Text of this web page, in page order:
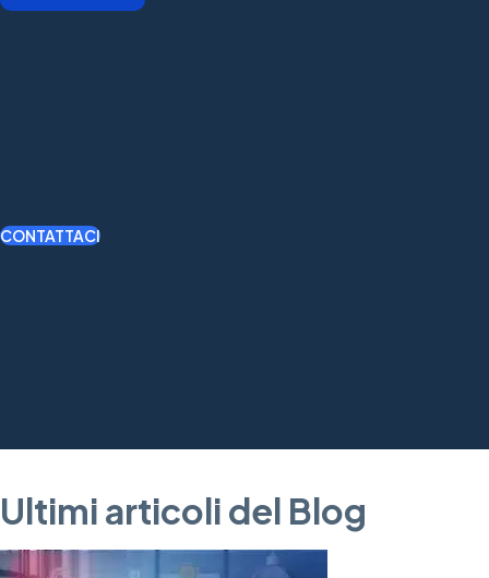
CONTATTACI
Ultimi articoli del Blog